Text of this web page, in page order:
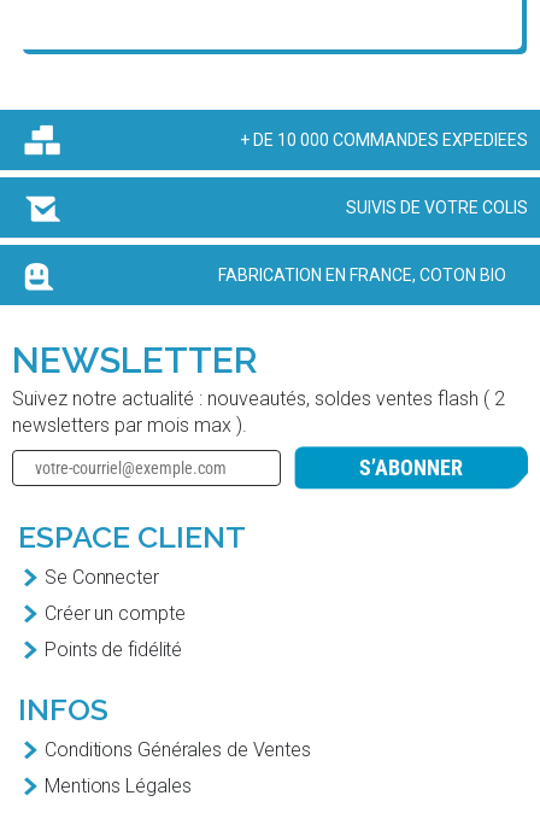
+ DE 10 000 COMMANDES EXPEDIEES
SUIVIS DE VOTRE COLIS
FABRICATION EN FRANCE, COTON BIO
NEWSLETTER
Suivez notre actualité : nouveautés, soldes ventes flash ( 2
newsletters par mois max ).
S’ABONNER
ESPACE CLIENT
Se Connecter
Créer un compte
Points de fidélité
INFOS
Conditions Générales de Ventes
Mentions Légales